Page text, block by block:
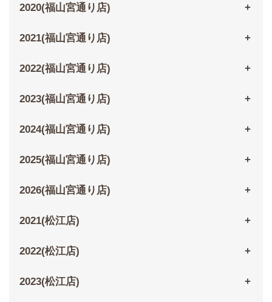
2020(福山宮通り店)
2021(福山宮通り店)
2022(福山宮通り店)
2023(福山宮通り店)
2024(福山宮通り店)
2025(福山宮通り店)
2026(福山宮通り店)
2021(松江店)
2022(松江店)
2023(松江店)